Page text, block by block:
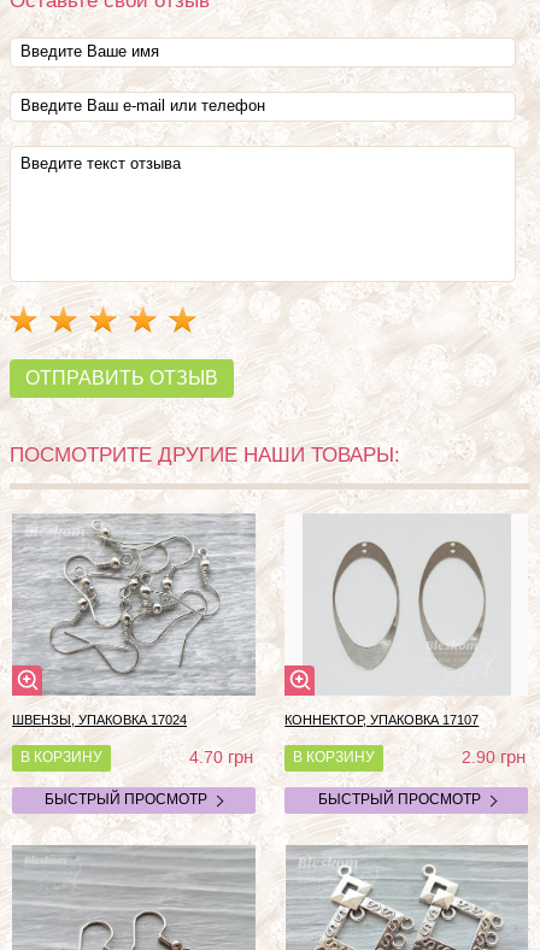
ОТПРАВИТЬ ОТЗЫВ
ПОСМОТРИТЕ ДРУГИЕ НАШИ ТОВАРЫ:
ШВЕНЗЫ, УПАКОВКА 17024
В КОРЗИНУ 4.70грн
БЫСТРЫЙ ПРОСМОТР
КОННЕКТОР, УПАКОВКА 17107
В КОРЗИНУ 2.90грн
БЫСТРЫЙ ПРОСМОТР